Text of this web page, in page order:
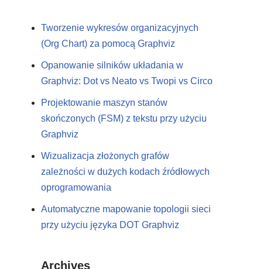
Tworzenie wykresów organizacyjnych
(Org Chart) za pomocą Graphviz
Opanowanie silników układania w
Graphviz: Dot vs Neato vs Twopi vs Circo
Projektowanie maszyn stanów
skończonych (FSM) z tekstu przy użyciu
Graphviz
Wizualizacja złożonych grafów
zależności w dużych kodach źródłowych
oprogramowania
Automatyczne mapowanie topologii sieci
przy użyciu języka DOT Graphviz
Archives